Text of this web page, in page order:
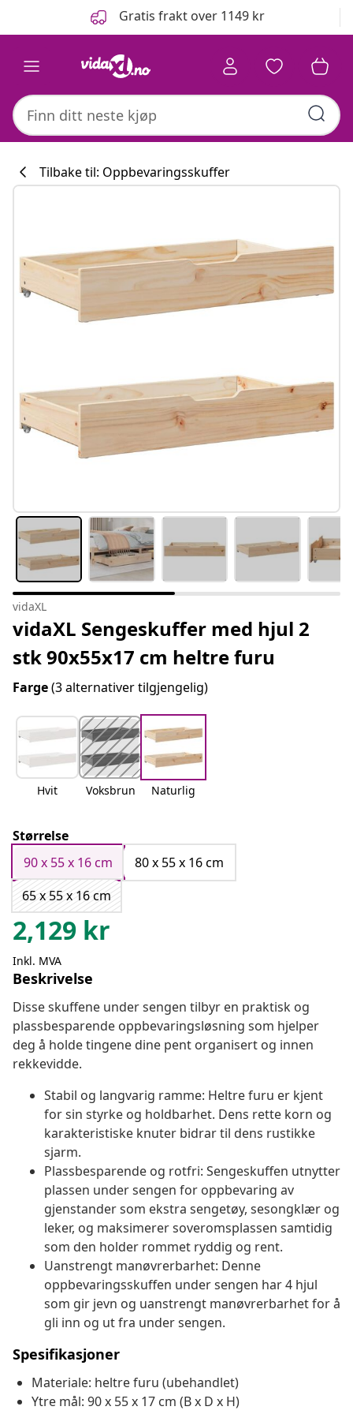
Gratis frakt over 1149 kr
Tilbake til: Oppbevaringsskuffer
vidaXL
vidaXL Sengeskuffer med hjul 2
stk 90x55x17 cm heltre furu
Farge(3 alternativer tilgjengelig)
Hvit Voksbrun Naturlig
Størrelse
90 x 55 x 16 cm
80 x 55 x 16 cm
65 x 55 x 16 cm
2,129 kr
Inkl. MVA
Beskrivelse
Disse skuffene under sengen tilbyr en praktisk og
plassbesparende oppbevaringsløsning som hjelper
deg å holde tingene dine pent organisert og innen
rekkevidde.
Stabil og langvarig ramme: Heltre furu er kjent
for sin styrke og holdbarhet. Dens rette korn og
karakteristiske knuter bidrar til dens rustikke
sjarm.
Plassbesparende og rotfri: Sengeskuffen utnytter
plassen under sengen for oppbevaring av
gjenstander som ekstra sengetøy, sesongklær og
leker, og maksimerer soveromsplassen samtidig
som den holder rommet ryddig og rent.
Uanstrengt manøvrerbarhet: Denne
oppbevaringsskuffen under sengen har 4 hjul
som gir jevn og uanstrengt manøvrerbarhet for å
gli inn og ut fra under sengen.
Spesifikasjoner
Materiale: heltre furu (ubehandlet)
Ytre mål: 90 x 55 x 17 cm (B x D x H)